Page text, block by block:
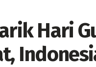
Hari